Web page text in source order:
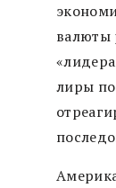
валюты
лиры